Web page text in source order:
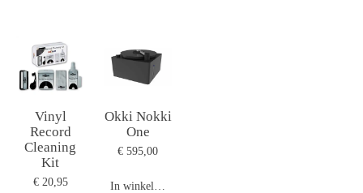
Vinyl
Record
Cleaning
Kit
€ 20,95
Okki Nokki
One
€ 595,00
In winkelwagen